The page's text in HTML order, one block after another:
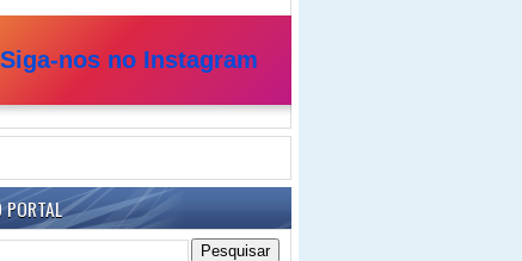
Siga-nos no Instagram